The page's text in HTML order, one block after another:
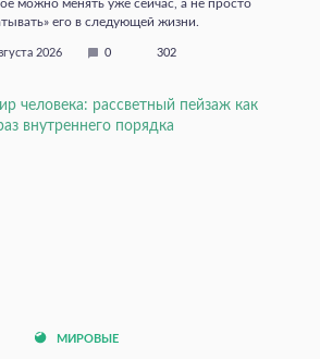
можно менять уже сейчас, а не просто
его в следующей жизни.
2026 0 302
МИРОВЫЕ